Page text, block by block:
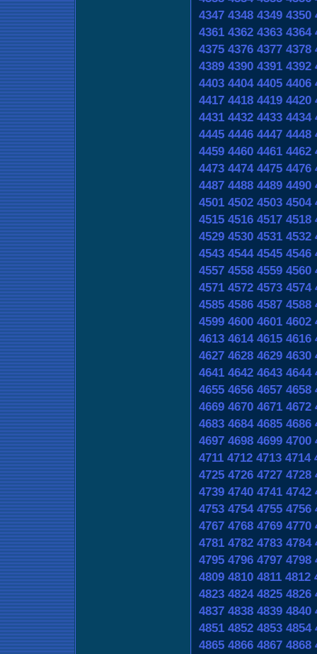
4347 4348 4349 4350
4361 4362 4363 4364
4375 4376 4377 4378
4389 4390 4391 4392
4403 4404 4405 4406
4417 4418 4419 4420
4431 4432 4433 4434
4445 4446 4447 4448
4459 4460 4461 4462
4473 4474 4475 4476
4487 4488 4489 4490
4501 4502 4503 4504
4515 4516 4517 4518
4529 4530 4531 4532
4543 4544 4545 4546
4557 4558 4559 4560
4571 4572 4573 4574
4585 4586 4587 4588
4599 4600 4601 4602
4613 4614 4615 4616
4627 4628 4629 4630
4641 4642 4643 4644
4655 4656 4657 4658
4669 4670 4671 4672
4683 4684 4685 4686
4697 4698 4699 4700
4711 4712 4713 4714
4725 4726 4727 4728
4739 4740 4741 4742
4753 4754 4755 4756
4767 4768 4769 4770
4781 4782 4783 4784
4795 4796 4797 4798
4809 4810 4811 4812
4823 4824 4825 4826
4837 4838 4839 4840
4851 4852 4853 4854
4865 4866 4867 4868